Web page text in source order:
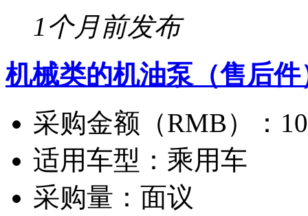
1个月前发布
机械类的机油泵（售后件
采购金额（RMB）：
适用车型： 乘用车
采购量： 面议